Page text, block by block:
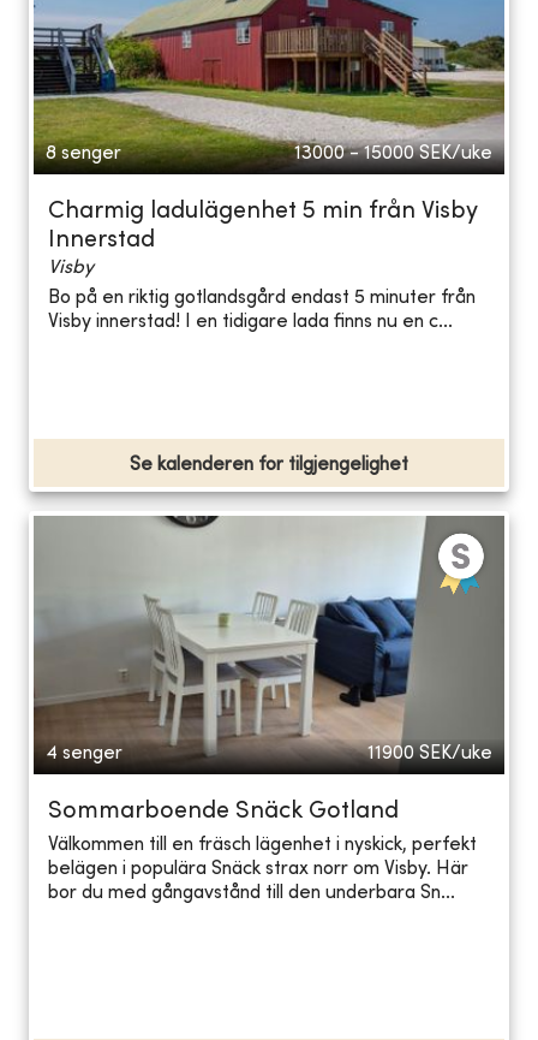
8 senger 13000 - 15000 SEK/uke
Charmig ladulägenhet 5 min från Visby
Innerstad
Visby
Bo på en riktig gotlandsgård endast 5 minuter från
Visby innerstad! I en tidigare lada finns nu en c...
Se kalenderen for tilgjengelighet
4 senger 11900 SEK/uke
Sommarboende Snäck Gotland
Välkommen till en fräsch lägenhet i nyskick, perfekt
belägen i populära Snäck strax norr om Visby. Här
bor du med gångavstånd till den underbara Sn...